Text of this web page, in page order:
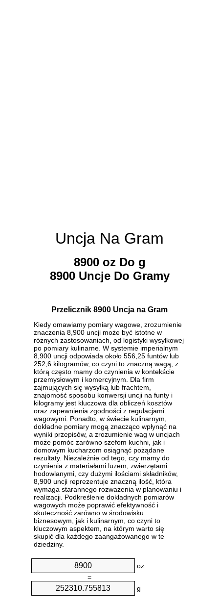
Uncja Na Gram
8900 oz Do g
8900 Uncje Do Gramy
Przelicznik 8900 Uncja na Gram
Kiedy omawiamy pomiary wagowe, zrozumienie
znaczenia 8,900 uncji może być istotne w
różnych zastosowaniach, od logistyki wysyłkowej
po pomiary kulinarne. W systemie imperialnym
8,900 uncji odpowiada około 556,25 funtów lub
252,6 kilogramów, co czyni to znaczną wagą, z
którą często mamy do czynienia w kontekście
przemysłowym i komercyjnym. Dla firm
zajmujących się wysyłką lub frachtem,
znajomość sposobu konwersji uncji na funty i
kilogramy jest kluczowa dla obliczeń kosztów
oraz zapewnienia zgodności z regulacjami
wagowymi. Ponadto, w świecie kulinarnym,
dokładne pomiary mogą znacząco wpłynąć na
wyniki przepisów, a zrozumienie wag w uncjach
może pomóc zarówno szefom kuchni, jak i
domowym kucharzom osiągnąć pożądane
rezultaty. Niezależnie od tego, czy mamy do
czynienia z materiałami luzem, zwierzętami
hodowlanymi, czy dużymi ilościami składników,
8,900 uncji reprezentuje znaczną ilość, która
wymaga starannego rozważenia w planowaniu i
realizacji. Podkreślenie dokładnych pomiarów
wagowych może poprawić efektywność i
skuteczność zarówno w środowisku
biznesowym, jak i kulinarnym, co czyni to
kluczowym aspektem, na którym warto się
skupić dla każdego zaangażowanego w te
dziedziny.
oz
=
g